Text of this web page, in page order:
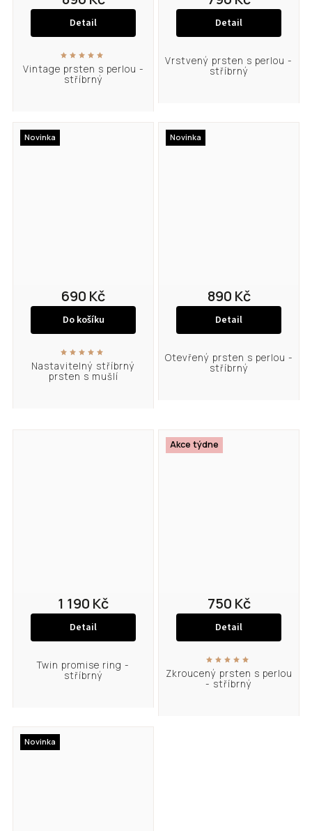
Vintage prsten s perlou -
stříbrný
Detail
Vrstvený prsten s perlou -
stříbrný
Detail
Novinka
Nastavitelný stříbrný
prsten s mušlí
690 Kč
Do košíku
Novinka
Otevřený prsten s perlou -
stříbrný
890 Kč
Detail
Twin promise ring -
stříbrný
1 190 Kč
Detail
Akce týdne
Zkroucený prsten s perlou
- stříbrný
750 Kč
Detail
Novinka